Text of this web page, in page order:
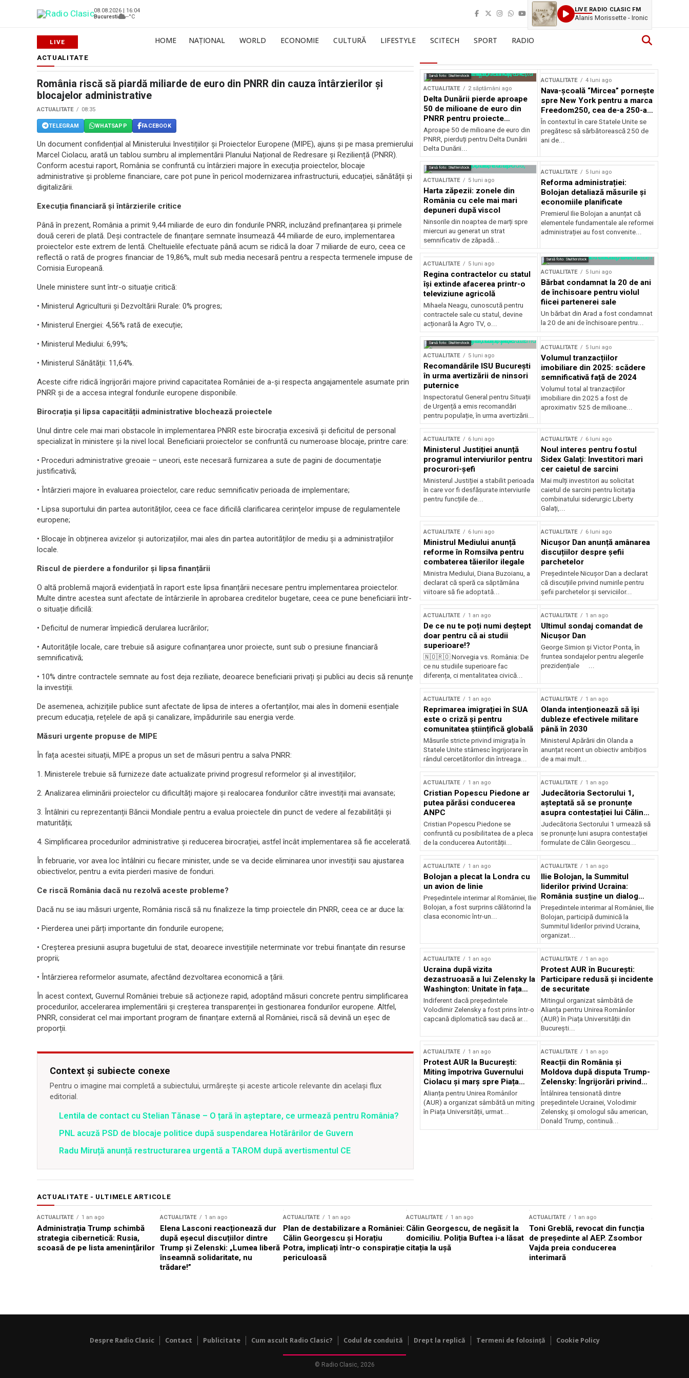
08.08.2026 | 16:04
Bucuresti
--°C
LIVE RADIO CLASIC FM
Alanis Morissette - Ironic
HOME NAȚIONAL WORLD ECONOMIE CULTURĂ LIFESTYLE SCITECH SPORT RADIO
ACTUALITATE
România riscă să piardă miliarde de euro din PNRR din cauza întârzierilor și
blocajelor administrative
ACTUALITATE 08:35
TELEGRAM WHATSAPP FACEBOOK
Un document confidențial al Ministerului Investițiilor și Proiectelor Europene (MIPE), ajuns și pe masa premierului
Marcel Ciolacu, arată un tablou sumbru al implementării Planului Național de Redresare și Reziliență (PNRR).
Conform acestui raport, România se confruntă cu întârzieri majore în execuția proiectelor, blocaje
administrative și probleme financiare, care pot pune în pericol modernizarea infrastructurii, educației, sănătății și
digitalizării.
Execuția financiară și întârzierile critice
Până în prezent, România a primit 9,44 miliarde de euro din fondurile PNRR, incluzând prefinanțarea și primele
două cereri de plată. Deși contractele de finanțare semnate însumează 44 miliarde de euro, implementarea
proiectelor este extrem de lentă. Cheltuielile efectuate până acum se ridică la doar 7 miliarde de euro, ceea ce
reflectă o rată de progres financiar de 19,86%, mult sub media necesară pentru a respecta termenele impuse de
Comisia Europeană.
Unele ministere sunt într-o situație critică:
• Ministerul Agriculturii și Dezvoltării Rurale: 0% progres;
• Ministerul Energiei: 4,56% rată de execuție;
• Ministerul Mediului: 6,99%;
• Ministerul Sănătății: 11,64%.
Aceste cifre ridică îngrijorări majore privind capacitatea României de a-și respecta angajamentele asumate prin
PNRR și de a accesa integral fondurile europene disponibile.
Birocrația și lipsa capacității administrative blochează proiectele
Unul dintre cele mai mari obstacole în implementarea PNRR este birocrația excesivă și deficitul de personal
specializat în ministere și la nivel local. Beneficiarii proiectelor se confruntă cu numeroase blocaje, printre care:
• Proceduri administrative greoaie – uneori, este necesară furnizarea a sute de pagini de documentație
justificativă;
• Întârzieri majore în evaluarea proiectelor, care reduc semnificativ perioada de implementare;
• Lipsa suportului din partea autorităților, ceea ce face dificilă clarificarea cerințelor impuse de regulamentele
europene;
• Blocaje în obținerea avizelor și autorizațiilor, mai ales din partea autorităților de mediu și a administrațiilor
locale.
Riscul de pierdere a fondurilor și lipsa finanțării
O altă problemă majoră evidențiată în raport este lipsa finanțării necesare pentru implementarea proiectelor.
Multe dintre acestea sunt afectate de întârzierile în aprobarea creditelor bugetare, ceea ce pune beneficiarii într-
o situație dificilă:
• Deficitul de numerar împiedică derularea lucrărilor;
• Autoritățile locale, care trebuie să asigure cofinanțarea unor proiecte, sunt sub o presiune financiară
semnificativă;
• 10% dintre contractele semnate au fost deja reziliate, deoarece beneficiarii privați și publici au decis să renunțe
la investiții.
De asemenea, achizițiile publice sunt afectate de lipsa de interes a ofertanților, mai ales în domenii esențiale
precum educația, rețelele de apă și canalizare, împăduririle sau energia verde.
Măsuri urgente propuse de MIPE
În fața acestei situații, MIPE a propus un set de măsuri pentru a salva PNRR:
1. Ministerele trebuie să furnizeze date actualizate privind progresul reformelor și al investițiilor;
2. Analizarea eliminării proiectelor cu dificultăți majore și realocarea fondurilor către investiții mai avansate;
3. Întâlniri cu reprezentanții Băncii Mondiale pentru a evalua proiectele din punct de vedere al fezabilității și
maturității;
4. Simplificarea procedurilor administrative și reducerea birocrației, astfel încât implementarea să fie accelerată.
În februarie, vor avea loc întâlniri cu fiecare minister, unde se va decide eliminarea unor investiții sau ajustarea
obiectivelor, pentru a evita pierderi masive de fonduri.
Ce riscă România dacă nu rezolvă aceste probleme?
Dacă nu se iau măsuri urgente, România riscă să nu finalizeze la timp proiectele din PNRR, ceea ce ar duce la:
• Pierderea unei părți importante din fondurile europene;
• Creșterea presiunii asupra bugetului de stat, deoarece investițiile neterminate vor trebui finanțate din resurse
proprii;
• Întârzierea reformelor asumate, afectând dezvoltarea economică a țării.
În acest context, Guvernul României trebuie să acționeze rapid, adoptând măsuri concrete pentru simplificarea
procedurilor, accelerarea implementării și creșterea transparenței în gestionarea fondurilor europene. Altfel,
PNRR, considerat cel mai important program de finanțare externă al României, riscă să devină un eșec de
proporții.
Context și subiecte conexe
Pentru o imagine mai completă a subiectului, urmărește și aceste articole relevante din același flux
editorial.
Lentila de contact cu Stelian Tănase – O țară în așteptare, ce urmează pentru România?
PNL acuză PSD de blocaje politice după suspendarea Hotărârilor de Guvern
Radu Miruță anunță restructurarea urgentă a TAROM după avertismentul CE
Sursă foto: Shutterstock
ACTUALITATE 2 săptămâni ago
Delta Dunării pierde aproape
50 de milioane de euro din
PNRR pentru proiecte
esențiale
Aproape 50 de milioane de euro din
PNRR, pierduți pentru Delta Dunării
Delta Dunării...
ACTUALITATE 4 luni ago
Nava-școală “Mircea” pornește
spre New York pentru a marca
Freedom250, cea de-a 250-a
aniversare a Statelor Unite
În contextul în care Statele Unite se
pregătesc să sărbătorească 250 de
ani de...
Sursă foto: Shutterstock
ACTUALITATE 5 luni ago
Harta zăpezii: zonele din
România cu cele mai mari
depuneri după viscol
Ninsorile din noaptea de marți spre
miercuri au generat un strat
semnificativ de zăpadă...
ACTUALITATE 5 luni ago
Reforma administrației:
Bolojan detaliază măsurile și
economiile planificate
Premierul Ilie Bolojan a anunțat că
elementele fundamentale ale reformei
administrației au fost convenite...
ACTUALITATE 5 luni ago
Regina contractelor cu statul
își extinde afacerea printr-o
televiziune agricolă
Mihaela Neagu, cunoscută pentru
contractele sale cu statul, devine
acționară la Agro TV, o...
Sursă foto: Shutterstock
ACTUALITATE 5 luni ago
Bărbat condamnat la 20 de ani
de închisoare pentru violul
fiicei partenerei sale
Un bărbat din Arad a fost condamnat
la 20 de ani de închisoare pentru...
Sursă foto: Shutterstock
ACTUALITATE 5 luni ago
Recomandările ISU București
în urma avertizării de ninsori
puternice
Inspectoratul General pentru Situații
de Urgență a emis recomandări
pentru populație, în urma avertizării...
ACTUALITATE 5 luni ago
Volumul tranzacțiilor
imobiliare din 2025: scădere
semnificativă față de 2024
Volumul total al tranzacțiilor
imobiliare din 2025 a fost de
aproximativ 525 de milioane...
ACTUALITATE 6 luni ago
Ministerul Justiției anunță
programul interviurilor pentru
procurori-șefi
Ministerul Justiției a stabilit perioada
în care vor fi desfășurate interviurile
pentru funcțiile de...
ACTUALITATE 6 luni ago
Noul interes pentru fostul
Sidex Galați: Investitori mari
cer caietul de sarcini
Mai mulți investitori au solicitat
caietul de sarcini pentru licitația
combinatului siderurgic Liberty
Galați,...
ACTUALITATE 6 luni ago
Ministrul Mediului anunță
reforme în Romsilva pentru
combaterea tăierilor ilegale
Ministra Mediului, Diana Buzoianu, a
declarat că speră ca săptămâna
viitoare să fie adoptată...
ACTUALITATE 6 luni ago
Nicușor Dan anunță amânarea
discuțiilor despre șefii
parchetelor
Președintele Nicușor Dan a declarat
că discuțiile privind numirile pentru
șefii parchetelor și serviciilor...
ACTUALITATE 1 an ago
De ce nu te poți numi deștept
doar pentru că ai studii
superioare!?
🇳🇴🇷🇴 Norvegia vs. România: De
ce nu studiile superioare fac
diferența, ci mentalitatea civică...
ACTUALITATE 1 an ago
Ultimul sondaj comandat de
Nicușor Dan
George Simion și Victor Ponta, în
fruntea sondajelor pentru alegerile
prezidențiale ...
ACTUALITATE 1 an ago
Reprimarea imigrației în SUA
este o criză și pentru
comunitatea științifică globală
Măsurile stricte privind imigrația în
Statele Unite stârnesc îngrijorare în
rândul cercetătorilor din întreaga...
ACTUALITATE 1 an ago
Olanda intenționează să își
dubleze efectivele militare
până în 2030
Ministerul Apărării din Olanda a
anunțat recent un obiectiv ambițios
de a mai mult...
ACTUALITATE 1 an ago
Cristian Popescu Piedone ar
putea părăsi conducerea
ANPC
Cristian Popescu Piedone se
confruntă cu posibilitatea de a pleca
de la conducerea Autorității...
ACTUALITATE 1 an ago
Judecătoria Sectorului 1,
așteptată să se pronunțe
asupra contestației lui Călin
Georgescu privind controlul
judiciar
Judecătoria Sectorului 1 urmează să
se pronunțe luni asupra contestației
formulate de Călin Georgescu...
ACTUALITATE 1 an ago
Bolojan a plecat la Londra cu
un avion de linie
Președintele interimar al României, Ilie
Bolojan, a fost surprins călătorind la
clasa economic într-un...
ACTUALITATE 1 an ago
Ilie Bolojan, la Summitul
liderilor privind Ucraina:
România susține un dialog
transatlantic pentru securitate
și stabilitate
Președintele interimar al României, Ilie
Bolojan, participă duminică la
Summitul liderilor privind Ucraina,
organizat...
ACTUALITATE 1 an ago
Ucraina după vizita
dezastruoasă a lui Zelensky la
Washington: Unitate în fața
incertitudinii
Indiferent dacă președintele
Volodimir Zelensky a fost prins într-o
capcană diplomatică sau dacă ar...
ACTUALITATE 1 an ago
Protest AUR în București:
Participare redusă și incidente
de securitate
Mitingul organizat sâmbătă de
Alianța pentru Unirea Românilor
(AUR) în Piața Universității din
București...
ACTUALITATE 1 an ago
Protest AUR la București:
Miting împotriva Guvernului
Ciolacu și marș spre Piața
Victoriei
Alianța pentru Unirea Românilor
(AUR) a organizat sâmbătă un miting
în Piața Universității, urmat...
ACTUALITATE 1 an ago
Reacții din România și
Moldova după disputa Trump-
Zelensky: Îngrijorări privind
securitatea regională
Întâlnirea tensionată dintre
președintele Ucrainei, Volodimir
Zelensky, și omologul său american,
Donald Trump, continuă...
ACTUALITATE - ULTIMELE ARTICOLE
ACTUALITATE 1 an ago
Administrația Trump schimbă
strategia cibernetică: Rusia,
scoasă de pe lista amenințărilor
ACTUALITATE 1 an ago
Elena Lasconi reacționează dur
după eșecul discuțiilor dintre
Trump și Zelenski: „Lumea liberă
înseamnă solidaritate, nu
trădare!”
ACTUALITATE 1 an ago
Plan de destabilizare a României:
Călin Georgescu și Horațiu
Potra, implicați într-o conspirație
periculoasă
ACTUALITATE 1 an ago
Călin Georgescu, de negăsit la
domiciliu. Poliția Buftea i-a lăsat
citația la ușă
ACTUALITATE 1 an ago
Toni Greblă, revocat din funcția
de președinte al AEP. Zsombor
Vajda preia conducerea
interimară
Despre Radio Clasic Contact Publicitate Cum ascult Radio Clasic? Codul de conduită Drept la replică Termeni de folosință Cookie Policy
© Radio Clasic, 2026